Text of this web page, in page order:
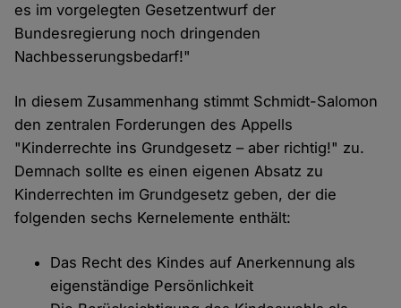
es im vorgelegten Gesetzentwurf der
Bundesregierung noch dringenden
Nachbesserungsbedarf!"
In diesem Zusammenhang stimmt Schmidt-Salomon
den zentralen Forderungen des Appells
"Kinderrechte ins Grundgesetz – aber richtig!" zu.
Demnach sollte es einen eigenen Absatz zu
Kinderrechten im Grundgesetz geben, der die
folgenden sechs Kernelemente enthält:
Das Recht des Kindes auf Anerkennung als
eigenständige Persönlichkeit